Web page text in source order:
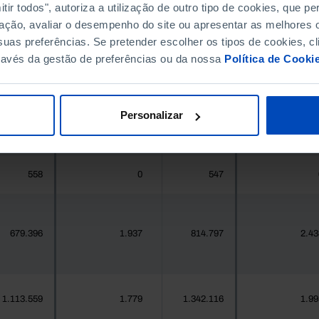
todos", autoriza a utilização de outro tipo de cookies, que
avaliar o desempenho do site ou apresentar as melhores
preferências. Se pretender escolher os tipos de cookies,
da gestão de preferências ou da nossa Política de
Personalizar
396.268 // 411.995 //
377 2 419
558 0 547
679.396 1.937 814.797
1.113.559 1.779 1.342.116